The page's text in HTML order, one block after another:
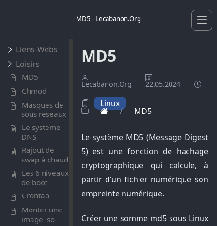
MD5 - Lecabanon.Org
Liens-Webs
Loisirs
MD5
Chmod
Masques de
sous reseaux
Le systeme
DNS
Rajout de
swap à chaud
Les 6 niveaux
de boot
Crontab
Monter une
image iso
MD5
Lecabanon.Org 22.05.2024
Linux
/ MD5
Le système MD5 (Message Digest
5) est une fonction de hachage
cryptographique qui calcule, à
partir d’un fichier numérique son
empreinte numérique.
Créer une somme md5 sous Linux